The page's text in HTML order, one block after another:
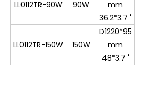
LL0112TR-90W 90W
mm
36.2*3.7 '
LL0112TR-150W 150W
D1220*95
mm
48*3.7 '